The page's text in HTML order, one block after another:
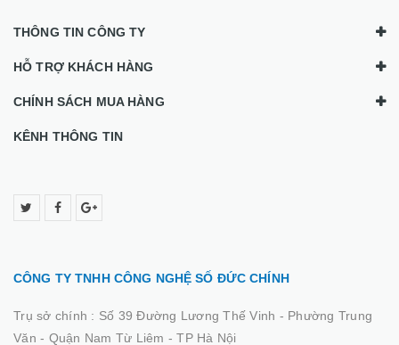
THÔNG TIN CÔNG TY
HỖ TRỢ KHÁCH HÀNG
CHÍNH SÁCH MUA HÀNG
KÊNH THÔNG TIN
CÔNG TY TNHH CÔNG NGHỆ SỐ ĐỨC CHÍNH
Trụ sở chính : Số 39 Đường Lương Thế Vinh - Phường Trung
Văn - Quận Nam Từ Liêm - TP Hà Nội